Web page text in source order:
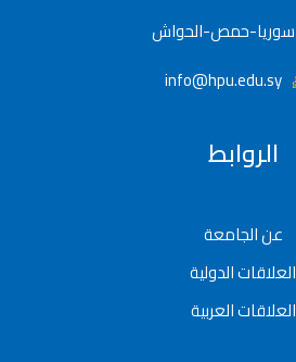
سوريا-حمص-الحواش
info@hpu.edu.sy
الروابط
عن الجامعة
العلاقات الدولية
العلاقات العربية